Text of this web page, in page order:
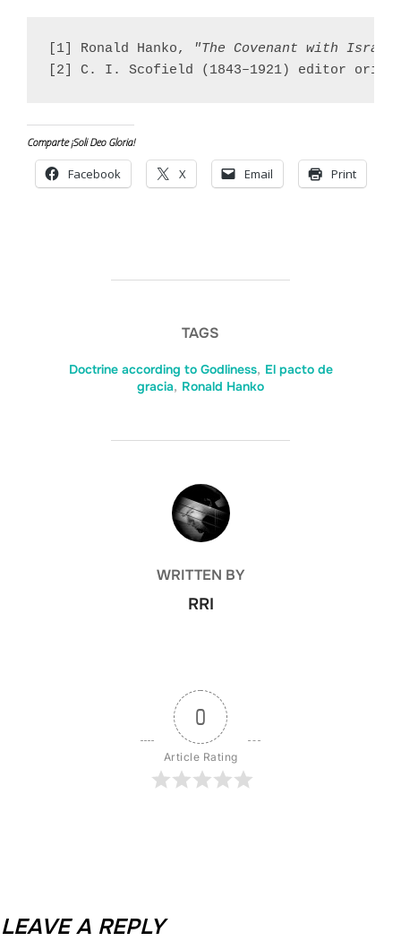
[1] Ronald Hanko,
"The Covenant with
[2] C. I. Scofield (1843–1921) editor
Comparte ¡Soli Deo Gloria!
Facebook X Email Print
TAGS
Doctrine according to Godliness, El pacto de
gracia, Ronald Hanko
POST AUTHOR
WRITTEN BY
RRI
0
Article Rating
LEAVE A REPLY